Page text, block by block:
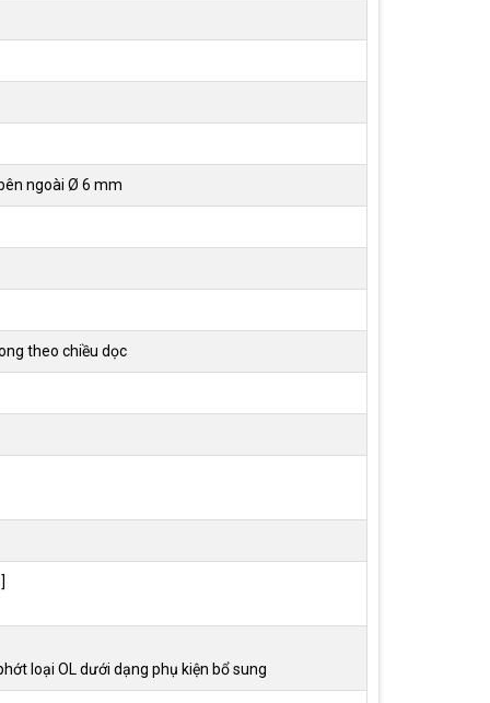
ngoài Ø 6 mm
theo chiều dọc
loại OL dưới dạng phụ kiện bổ sung